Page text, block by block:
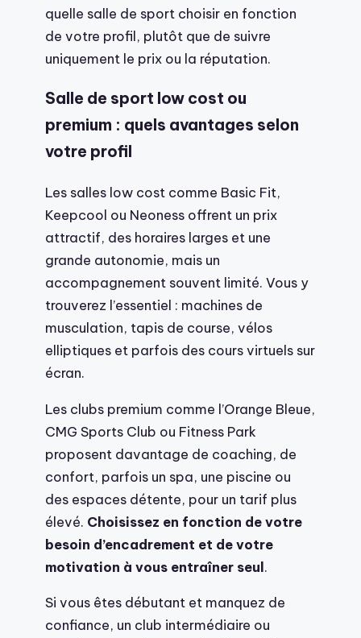
quelle salle de sport choisir en fonction
de votre profil, plutôt que de suivre
uniquement le prix ou la réputation.
Salle de sport low cost ou
premium : quels avantages selon
votre profil
Les salles low cost comme Basic Fit,
Keepcool ou Neoness offrent un prix
attractif, des horaires larges et une
grande autonomie, mais un
accompagnement souvent limité. Vous y
trouverez l’essentiel : machines de
musculation, tapis de course, vélos
elliptiques et parfois des cours virtuels sur
écran.
Les clubs premium comme l’Orange Bleue,
CMG Sports Club ou Fitness Park
proposent davantage de coaching, de
confort, parfois un spa, une piscine ou
des espaces détente, pour un tarif plus
élevé. Choisissez en fonction de votre
besoin d’encadrement et de votre
motivation à vous entraîner seul.
Si vous êtes débutant et manquez de
confiance, un club intermédiaire ou